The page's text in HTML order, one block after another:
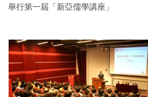
舉行第一屆「新亞儒學講座」